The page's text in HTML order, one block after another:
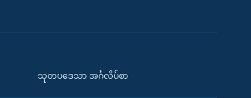
သုတပဒေသာ အင်္ဂလိပ်စာ